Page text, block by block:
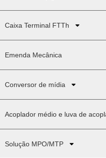
Caixa Terminal FTTh
Emenda Mecânica
Conversor de mídia
Acoplador médio e luva de
Solução MPO/MTP